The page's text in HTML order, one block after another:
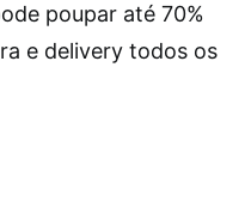
poupar até 70%
e delivery todos os